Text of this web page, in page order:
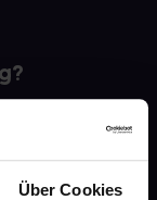
Über Cookies